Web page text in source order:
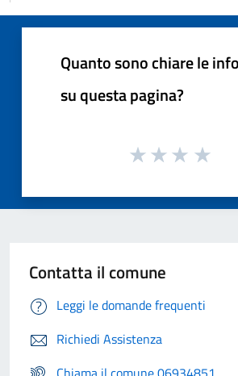
Quanto sono chiare le
su questa pagina?
Contatta il comune
Leggi le domande frequenti
Richiedi Assistenza